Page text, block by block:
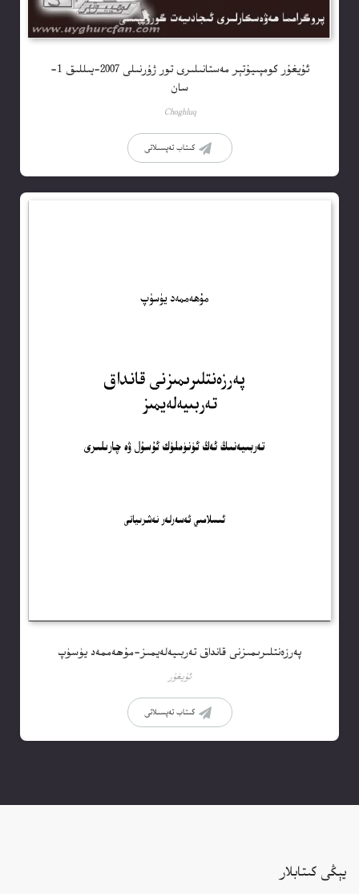
ئۇيغۇر كومپىيۇتېر مەستانىلىرى تور ژۇرنىلى 2007-يىللىق 1-
سان
Choghluq
كىتاب تەپسىلاتى
پەرزەنتلىرىمىزنى قانداق تەربىيەلەيمىز-مۇھەممەد يۈسۈپ
ئۇيغۇر
كىتاب تەپسىلاتى
يېڭى كىتابلار